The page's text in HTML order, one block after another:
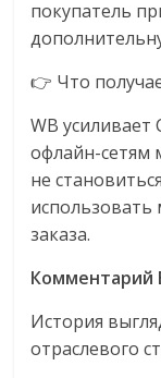
покупатель
👉 Что
WB усиливает
офлайн-сетям
не
использовать
заказа.
Комментарий
История
отраслевого